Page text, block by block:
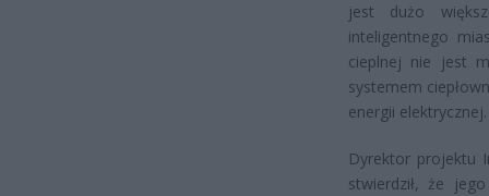
jest dużo
inteligentnego
cieplnej nie jest
systemem
energii elektrycznej.
Dyrektor projektu
stwierdził, że